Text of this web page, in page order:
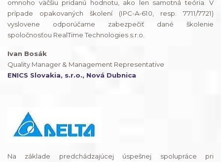
omnoho väčšiu pridanú hodnotu, ako len samotná teória. V
prípade opakovaných školení (IPC-A-610, resp. 7711/7721)
vyslovene odporúčame zabezpečiť dané školenie
spoločnosťou RealTime Technologies s.r.o.
Ivan Bosák
Quality Manager & Management Representative
ENICS Slovakia, s.r.o., Nová Dubnica
Na základe predchádzajúcej úspešnej spolupráce pri